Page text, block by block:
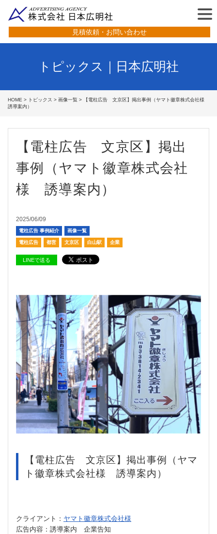
見積依頼・お問い合わせ
トピックス｜日本広明社
HOME > トピックス > 画像一覧 > 【電柱広告 文京区】掲出事例（ヤマト徽章株式会社様
誘導案内）
【電柱広告 文京区】掲出
事例（ヤマト徽章株式会社
様 誘導案内）
2025/06/09
電柱広告 事例紹介 画像一覧
電柱広告 都営 文京区 白山駅 企業
LINEで送る
【電柱広告 文京区】掲出事例（ヤマ
ト徽章株式会社様 誘導案内）
クライアント： ヤマト徽章株式会社様
広告内容：誘導案内 企業告知